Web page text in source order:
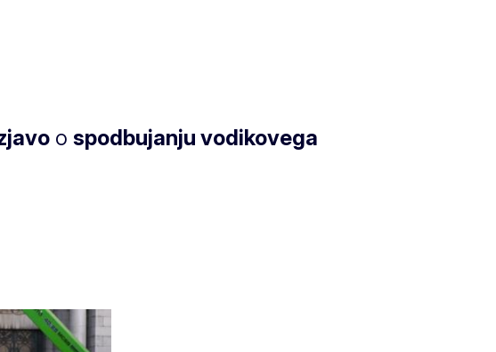
o spodbujanju vodikovega